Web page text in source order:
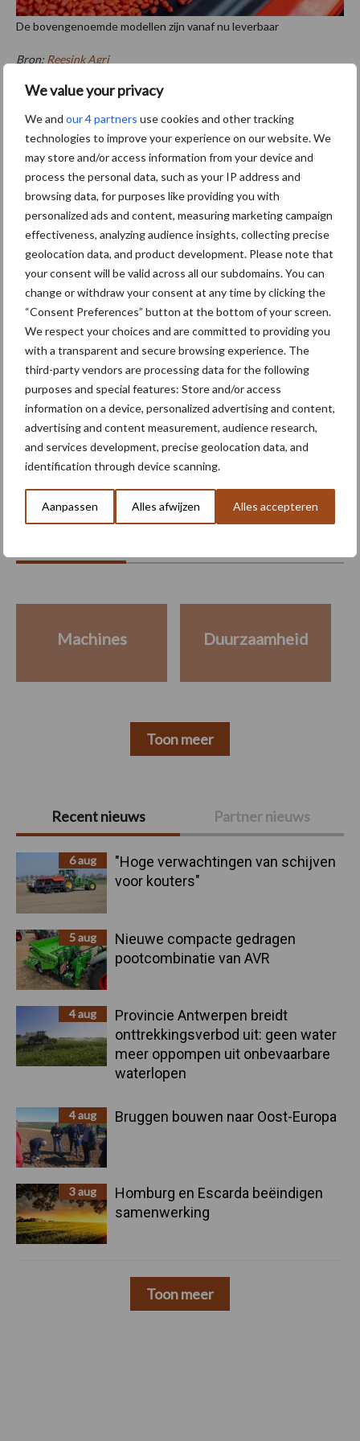
We value your privacy
We and our 4 partners use cookies and other tracking
technologies to improve your experience on our website. We
may store and/or access information from your device and
process the personal data, such as your IP address and
browsing data, for purposes like providing you with
personalized ads and content, measuring marketing campaign
effectiveness, analyzing audience insights, collecting precise
geolocation data, and product development. Please note that
your consent will be valid across all our subdomains. You can
change or withdraw your consent at any time by clicking the
“Consent Preferences” button at the bottom of your screen.
We respect your choices and are committed to providing you
with a transparent and secure browsing experience. The
third-party vendors are processing data for the following
purposes and special features: Store and/or access
information on a device, personalized advertising and content,
advertising and content measurement, audience research,
and services development, precise geolocation data, and
identification through device scanning.
Aanpassen Alles afwijzen Alles accepteren
De bovengenoemde modellen zijn vanaf nu leverbaar
Bron: Reesink Agri
Primaire
Sidebar
Recent nieuws Partner nieuws
6 aug
"Hoge verwachtingen van schijven
voor kouters"
5 aug
Nieuwe compacte gedragen
pootcombinatie van AVR
4 aug
Provincie Antwerpen breidt
onttrekkingsverbod uit: geen water
meer oppompen uit onbevaarbare
waterlopen
4 aug Bruggen bouwen naar Oost-Europa
3 aug
Homburg en Escarda beëindigen
samenwerking
Toon meer
Meer artikelen over
“Hoge verwachtingen van
schijven voor kouters”
Nieuwe compacte
gedragen pootcombinatie
van AVR
Provincie Antwerpen breidt
onttrekkingsverbod uit:
geen water meer
oppompen uit onbevaarbare
waterlopen
Meer lezen over:
Machines Duurzaamheid
Toon meer